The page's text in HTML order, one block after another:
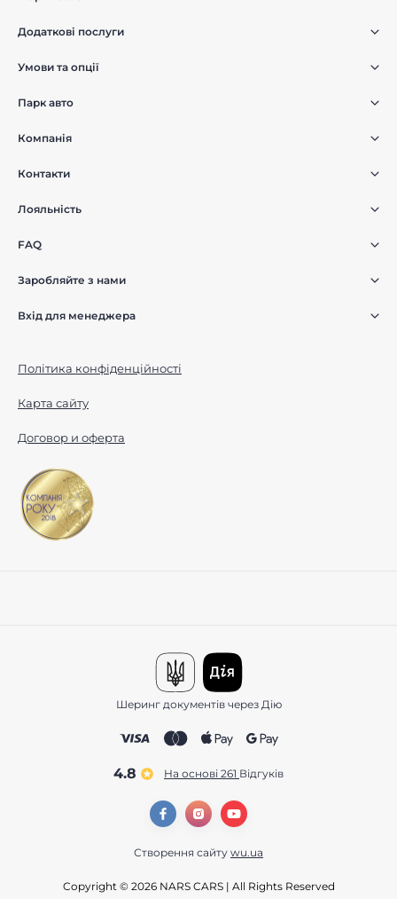
Додаткові послуги
Умови та опції
Парк авто
Компанія
Контакти
Лояльність
FAQ
Заробляйте з нами
Вхід для менеджера
Політика конфіденційності
Карта сайту
Договор и оферта
Шеринг документів через Дію
4.8 На основі 261 відгуків
Створення сайту wu.ua
Copyright © 2026 NARS CARS | All Rights Reserved